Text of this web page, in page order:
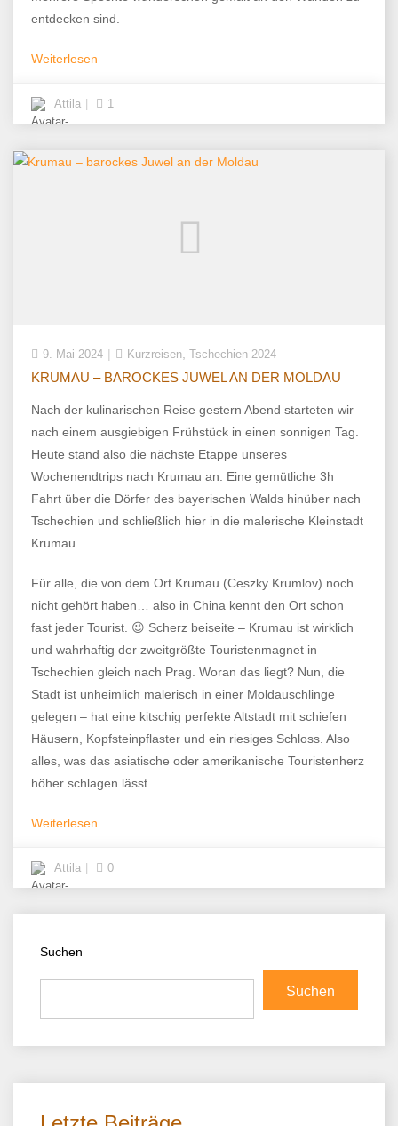
entdecken sind.
Weiterlesen
Attila 1
9. Mai 2024 Kurzreisen Tschechien 2024
KRUMAU – BAROCKES JUWEL AN DER MOLDAU
Nach der kulinarischen Reise gestern Abend starteten wir
nach einem ausgiebigen Frühstück in einen sonnigen Tag.
Heute stand also die nächste Etappe unseres
Wochenendtrips nach Krumau an. Eine gemütliche 3h
Fahrt über die Dörfer des bayerischen Walds hinüber nach
Tschechien und schließlich hier in die malerische Kleinstadt
Krumau.
Für alle, die von dem Ort Krumau (Ceszky Krumlov) noch
nicht gehört haben… also in China kennt den Ort schon
fast jeder Tourist. 😉 Scherz beiseite – Krumau ist wirklich
und wahrhaftig der zweitgrößte Touristenmagnet in
Tschechien gleich nach Prag. Woran das liegt? Nun, die
Stadt ist unheimlich malerisch in einer Moldauschlinge
gelegen – hat eine kitschig perfekte Altstadt mit schiefen
Häusern, Kopfsteinpflaster und ein riesiges Schloss. Also
alles, was das asiatische oder amerikanische Touristenherz
höher schlagen lässt.
Weiterlesen
Attila 0
Suchen
Suchen